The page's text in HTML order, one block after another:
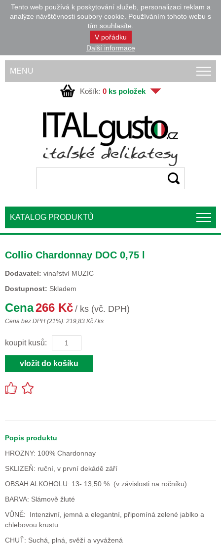
Tento web používá k poskytování služeb, personalizaci reklam a
analýze návštěvnosti soubory cookie. Používáním tohoto webu s
tím souhlasíte.
V pořádku
Další informace
MENU
Košík: 0 ks položek
KATALOG PRODUKTŮ
Collio Chardonnay DOC 0,75 l
Dodavatel: vinařství MUZIC
Dostupnost: Skladem
Cena266 Kč / ks (vč. DPH)
Cena bez DPH (21%): 219,83 Kč / ks
koupit kusů:
Popis produktu
HROZNY: 100% Chardonnay
SKLIZEŇ: ruční, v první dekádě září
OBSAH ALKOHOLU: 13- 13,50 % (v závislosti na ročníku)
BARVA: Slámově žluté
VŮNĚ: Intenzivní, jemná a elegantní, připomíná zelené jablko a
chlebovou krustu
CHUŤ: Suchá, plná, svěží a vyvážená